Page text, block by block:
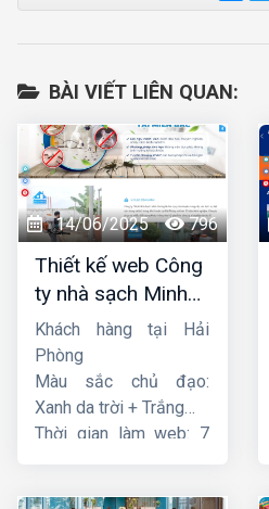
BÀI VIẾT LIÊN QUAN:
14/06/2025 796
Thiết kế web Công
ty nhà sạch Minh
Dương
Khách hàng tại Hải
Phòng
Màu sắc chủ đạo:
Xanh da trời + Trắng
Thời gian làm web: 7